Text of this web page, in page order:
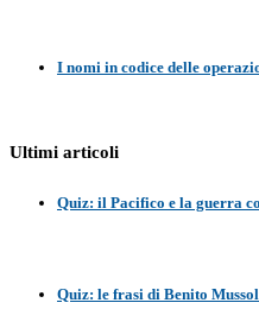
I nomi in codice delle
Ultimi articoli
Quiz: il Pacifico e la guerra
Quiz: le frasi di Benito